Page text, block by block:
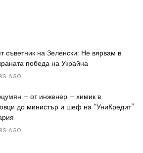
съветник на Зеленски: Не вярвам в
победа на Украйна
AGO
– от инженер – химик в
до министър и шеф на “УниКредит”
AGO